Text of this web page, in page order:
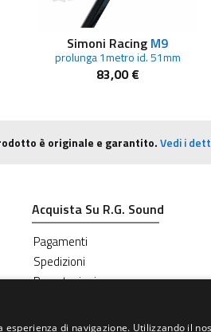
Simoni Racing M9
prolunga 1metro id. 51mm
83,00 €
è originale e garantito.Vedi i
Acquista Su R.G. Sound
Pagamenti
Spedizioni
Prenotazioni
di navigazione. Utilizzando il